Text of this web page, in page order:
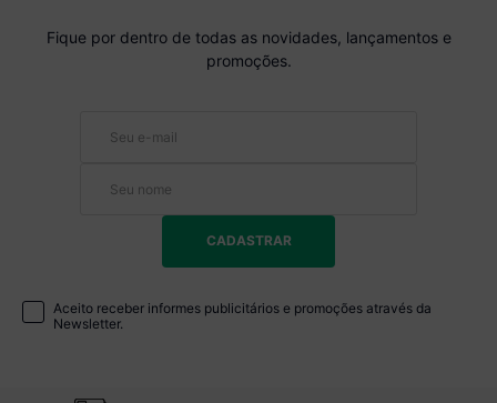
Fique por dentro de todas as novidades, lançamentos e
promoções.
CADASTRAR
Aceito receber informes publicitários e promoções através da
Newsletter.